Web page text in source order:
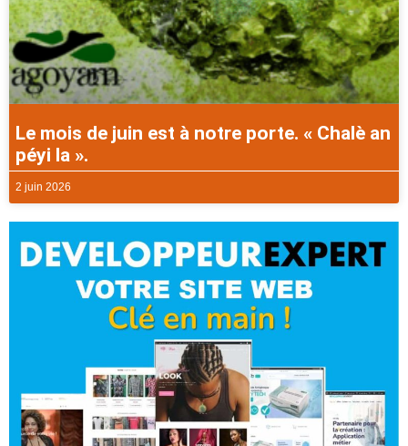
Le mois de juin est à notre porte. « Chalè an
péyi la ».
2 juin 2026